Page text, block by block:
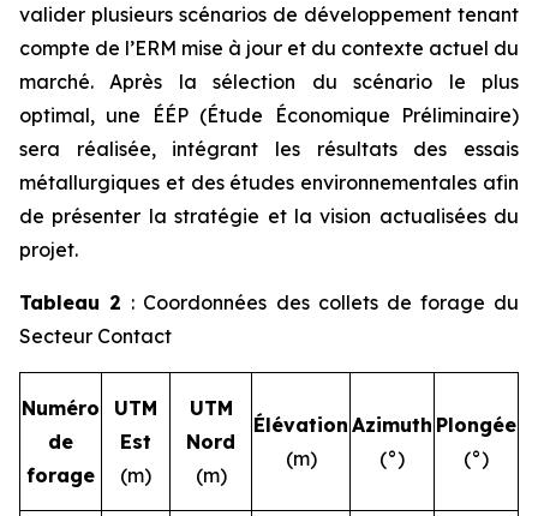
valider plusieurs scénarios de développement tenant
compte de l’ERM mise à jour et du contexte actuel du
marché. Après la sélection du scénario le plus
optimal, une ÉÉP (Étude Économique Préliminaire)
sera réalisée, intégrant les résultats des essais
métallurgiques et des études environnementales afin
de présenter la stratégie et la vision actualisées du
projet.
Tableau 2 : Coordonnées des collets de forage du
Secteur Contact
Numéro
de
forage
UTM
Est
(m)
UTM
Nord
(m)
Élévation
(m)
Azimuth
(°)
Plongée
(°)